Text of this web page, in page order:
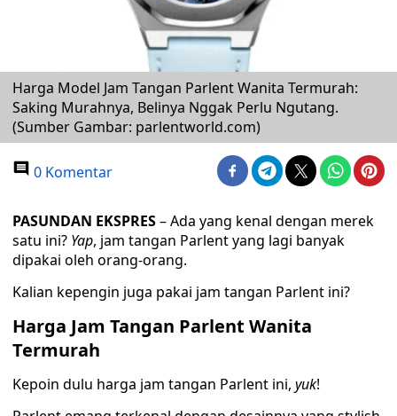
Harga Model Jam Tangan Parlent Wanita Termurah:
Saking Murahnya, Belinya Nggak Perlu Ngutang.
(Sumber Gambar: parlentworld.com)
0 Komentar
PASUNDAN EKSPRES– Ada yang kenal dengan merek
satu ini? Yap, jam tangan Parlent yang lagi banyak
dipakai oleh orang-orang.
Kalian kepengin juga pakai jam tangan Parlent ini?
Harga Jam Tangan Parlent Wanita
Termurah
Kepoin dulu harga jam tangan Parlent ini, yuk!